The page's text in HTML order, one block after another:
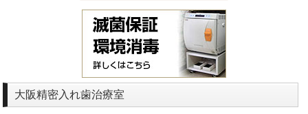
大阪精密入れ歯治療室